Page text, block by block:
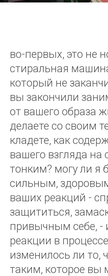
во-первых, это не
стиральная
который не
вы закончили
от вашего образа
делаете со своим
кладете, как
вашего взгляда на
тонким? могу ли я
сильным,
ваших реакций -
защититься,
привычным себе, -
реакции в
изменилось ли то,
таким, которое вы